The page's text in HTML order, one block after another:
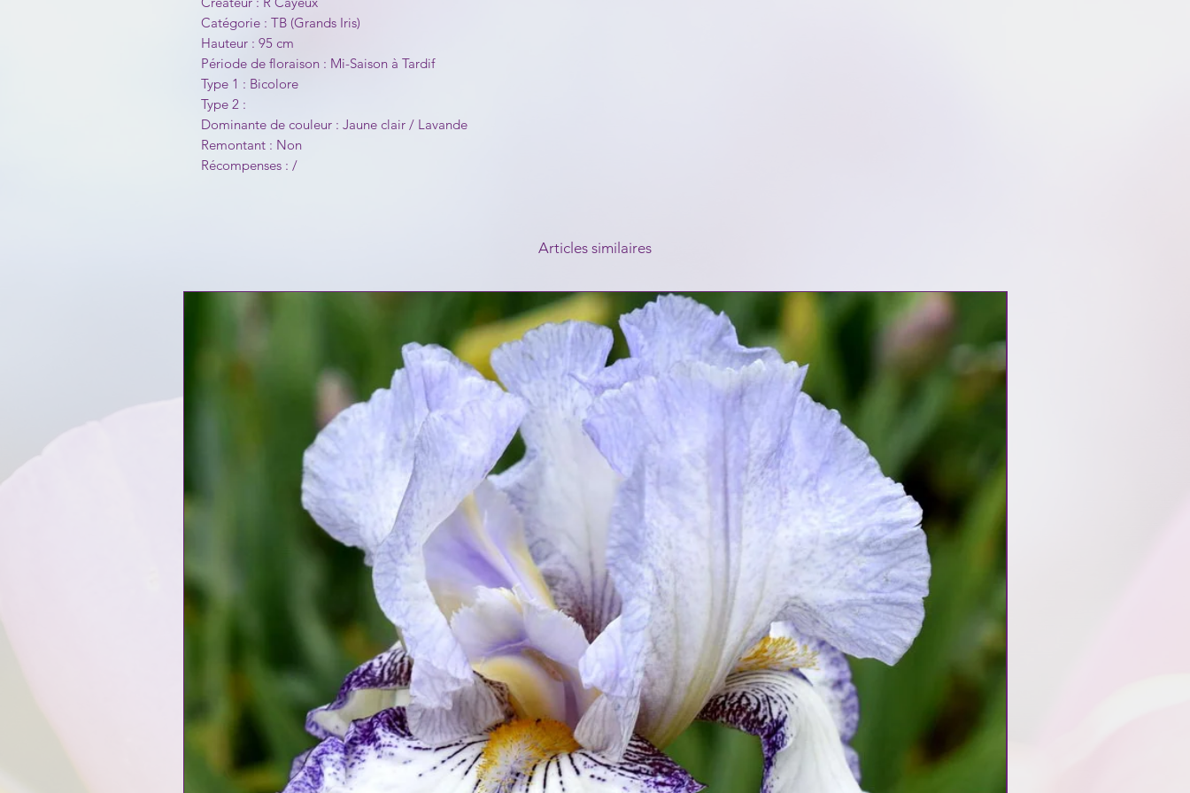
Catégorie : TB (Grands Iris)
Hauteur : 95 cm
Période de floraison : Mi-Saison à Tardif
Type 1 : Bicolore
Type 2 :
Dominante de couleur : Jaune clair / Lavande
Remontant : Non
Récompenses : /
Articles similaires